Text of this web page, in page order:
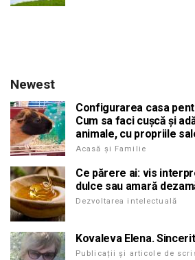
Newest
Configurarea casa
Cum sa faci cușcă și
animale, cu propriile
Acasă și Familie
Ce părere ai: vis
dulce sau amară
Dezvoltarea intelectuală
Kovaleva Elena.
Publicații și articole de